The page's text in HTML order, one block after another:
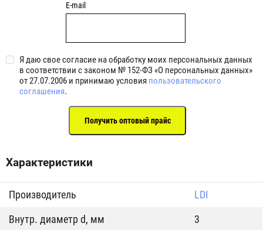
E-mail
Я даю свое согласие на обработку моих персональных данных
в соответствии с законом № 152-ФЗ «О персональных данных»
от 27.07.2006 и принимаю условия пользовательского
соглашения.
Характеристики
Производитель
LDI
Внутр. диаметр d, мм
3